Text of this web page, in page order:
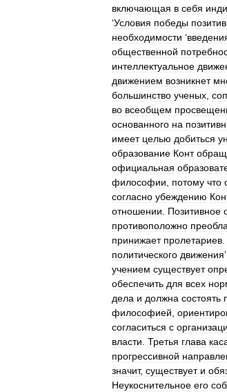
включающая в себя
‘Условия победы
необходимости ‘
общественной
интеллектуальное
движением возникнет
большинство ученых
во всеобщем
основанного на
имеет целью добиться
образование Конт
официальная
философии
потому что
согласно убеждению
отношении
Позитивное
противоположно
принижает пролетариев
политического движения’.
учением существует
обеспечить для всех
дела и должна состоять
философией
согласиться с
власти Третья глава
прогрессивной
значит, существует и
Неукоснительное его